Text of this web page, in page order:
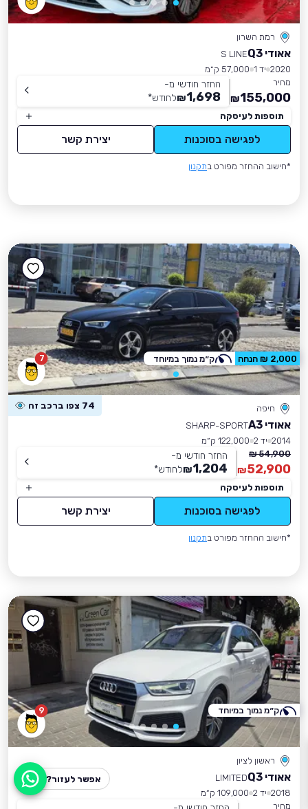
רמת השרון
אאודי Q3
S LINE
2020 יד 1
57,000 ק״מ
מחיר
155,000
₪
החזר חודשי מ-
1,698
₪לחודש*
תוספות לעיסקה
לפגישה בסוכנות יצירת קשר
*חישוב ההחזר מפורט בתקנון
7
חיפה 74 צפו ברכב זה
אאודי A3
SHARP-SPORT
2014 יד 2
122,000 ק״מ
54,900 ₪
52,900
₪
החזר חודשי מ-
1,204
₪לחודש*
תוספות לעיסקה
לפגישה בסוכנות יצירת קשר
*חישוב ההחזר מפורט בתקנון
2,000 ₪ הנחה ק״מ נמוך במיוחד
9
ראשון לציון
אאודי Q3
LIMITED
2018 יד 2
109,000 ק״מ
מחיר
ק״מ נמוך במיוחד
אפשר לעזור?